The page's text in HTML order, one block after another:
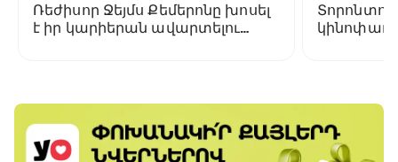
Ռեժիսոր Ջեյմս Քեմերոնը խոսել
է իր կարիերան ավարտելու